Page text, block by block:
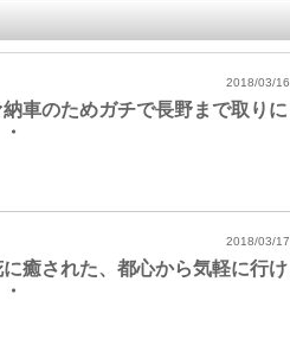
車のためガチで長野まで取りに
2018/03/16
に癒された、都心から気軽に行け
2018/03/17